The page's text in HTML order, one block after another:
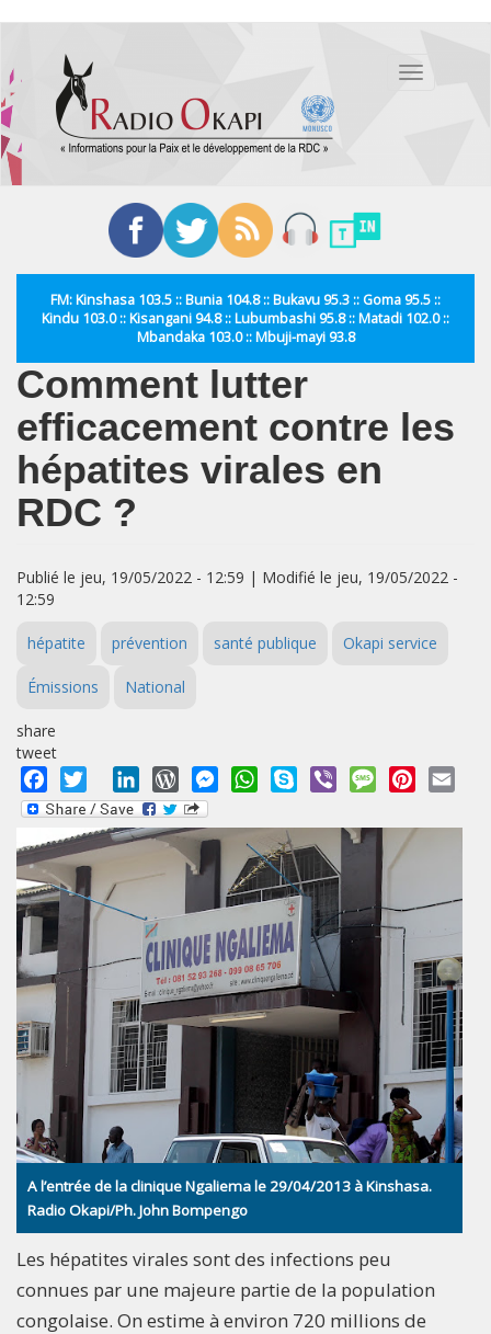
contenu
principal
Toggle
FM: Kinshasa 103.5 :: Bunia 104.8 :: Bukavu 95.3 :: Goma 95.5 ::
Kindu 103.0 :: Kisangani 94.8 :: Lubumbashi 95.8 :: Matadi 102.0 ::
Mbandaka 103.0 :: Mbuji-mayi 93.8
Comment lutter
efficacement contre les
hépatites virales en
RDC ?
Publié le jeu, 19/05/2022 - 12:59 | Modifié le jeu, 19/05/2022 -
12:59
hépatite prévention santé publique Okapi service
Émissions National
share
tweet
Facebook
Twitter LinkedInWordPressMessengerWhatsApp
Skype Viber MessagePinterest
A l’entrée de la clinique Ngaliema le 29/04/2013 à Kinshasa.
Radio Okapi/Ph. John Bompengo
Les hépatites virales sont des infections peu
connues par une majeure partie de la population
congolaise. On estime à environ 720 millions de